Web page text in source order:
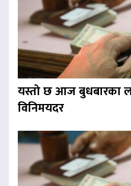
यस्तो छ आज बुधबारका
विनिमयदर